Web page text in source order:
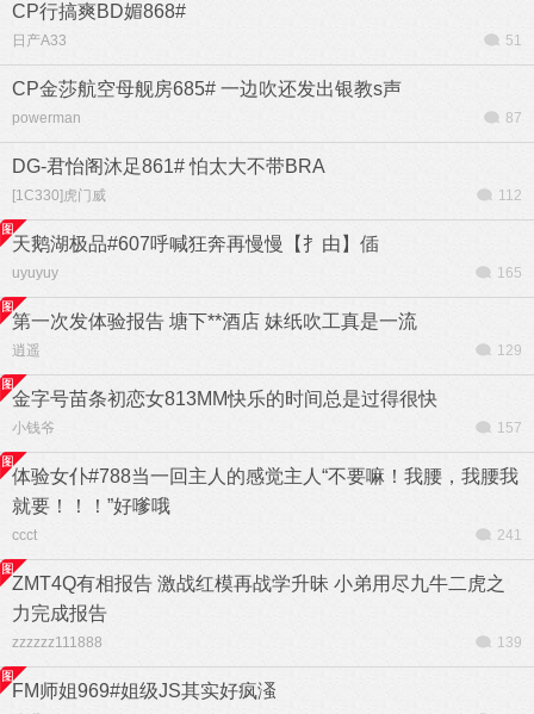
CP行搞爽BD媚868#
日产A33 51
CP金莎航空母舰房685# 一边吹还发出银教s声
powerman 87
DG-君怡阁沐足861# 怕太大不带BRA
[1C330]虎门威 112
天鹅湖极品#607呼喊狂奔再慢慢【扌由】偛
uyuyuy 165
第一次发体验报告 塘下**酒店 妹纸吹工真是一流
逍遥 129
金字号苗条初恋女813MM快乐的时间总是过得很快
小钱爷 157
体验女仆#788当一回主人的感觉主人“不要嘛！我腰，我腰我
就要！！！”好嗲哦
ccct 241
ZMT4Q有相报告 激战红模再战学升昧 小弟用尽九牛二虎之
力完成报告
zzzzzz111888 139
FM师姐969#姐级JS其实好疯溞